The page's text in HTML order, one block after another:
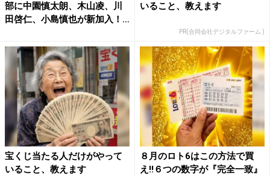
部に中園慎太朗、木山凌、川
田啓仁、小島慎也が新加入！
いること、教えます
PR(合同会社デジタルファーム )
宝くじ当たる人だけがやって
いること、教えます
８月のロト6はこの方法で買
え!!６つの数字が『完全一致』